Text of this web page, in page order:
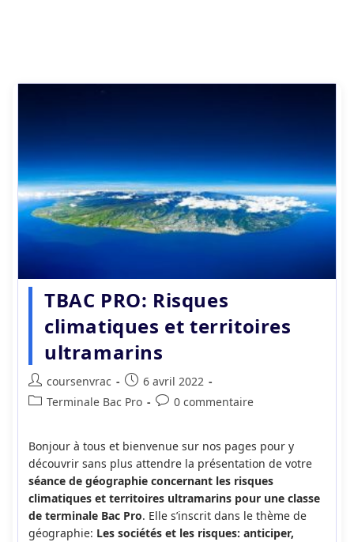
TBAC PRO: Risques
climatiques et territoires
ultramarins
Auteur/autrice
de
coursenvrac
Publication
publiée :
6 avril 2022
PostTerminale Bac Pro
Commentaires
publication :
0 commentaire
Bonjour à tous et bienvenue sur nos pages pour y
découvrir sans plus attendre la présentation de votre
séance de géographie concernant les risques
climatiques et territoires ultramarins pour une classe
de terminale Bac Pro. Elle s’inscrit dans le thème de
géographie: Les sociétés et les risques: anticiper,